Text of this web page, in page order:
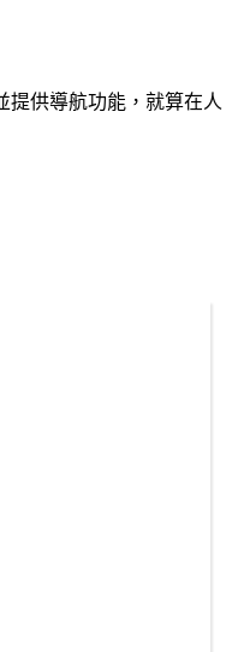
提供導航功能，就算在人